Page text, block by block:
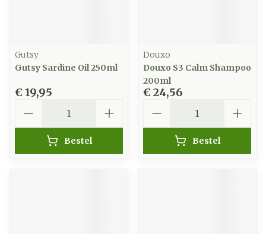
Gutsy
Gutsy Sardine Oil 250ml
€ 19,95
Bestel
Douxo
Douxo S3 Calm Shampoo
200ml
€ 24,56
Bestel